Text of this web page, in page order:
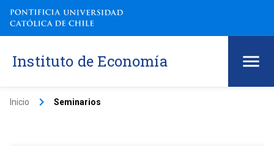
Instituto de Economía
Inicio keyboard_arrow_right Seminarios